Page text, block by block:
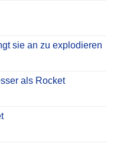
sie an zu explodieren
als Rocket